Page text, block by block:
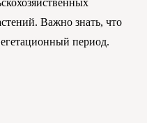
Важно знать, что
период.